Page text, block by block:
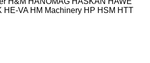
HE-VA HM Machinery HP HSM HTT